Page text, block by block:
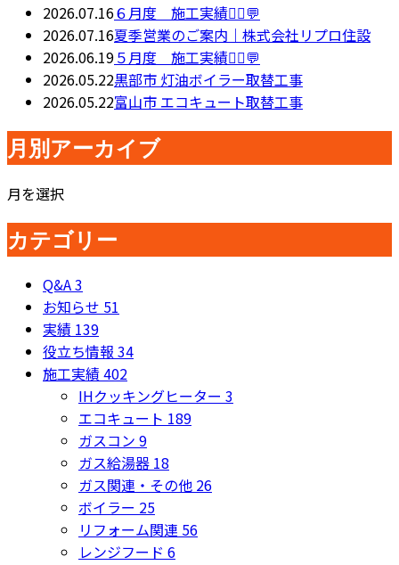
2026.07.16６月度 施工実績👷‍♂️💬
2026.07.16夏季営業のご案内｜株式会社リプロ住設
2026.06.19５月度 施工実績👷‍♂️💬
2026.05.22黒部市 灯油ボイラー取替工事
2026.05.22富山市 エコキュート取替工事
月別アーカイブ
月を選択
カテゴリー
Q&A3
お知らせ 51
実績 139
役立ち情報 34
施工実績402
IHクッキングヒーター 3
エコキュート 189
ガスコン 9
ガス給湯器 18
ガス関連・その他 26
ボイラー 25
リフォーム関連 56
レンジフード 6